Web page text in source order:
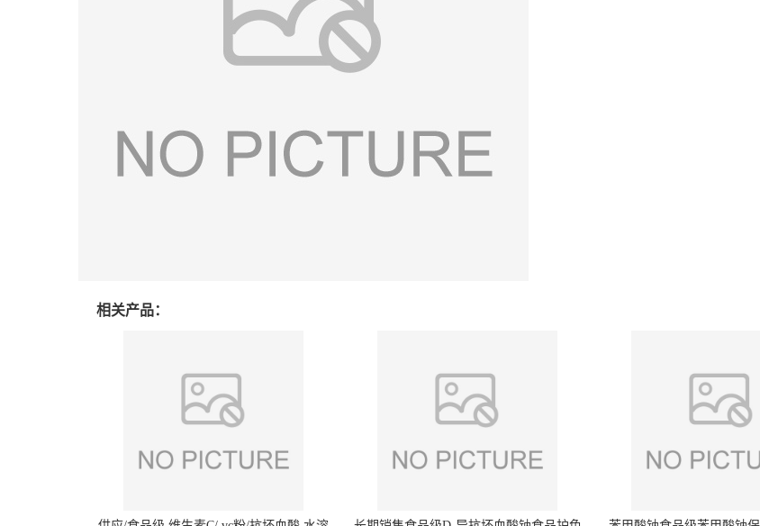
相关产品：